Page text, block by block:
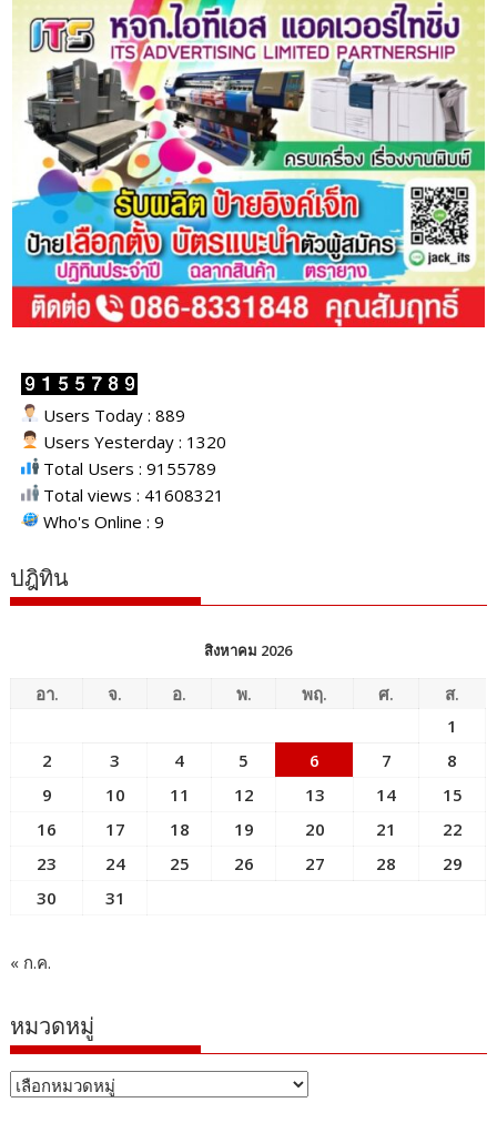
Users Today : 889
Users Yesterday : 1320
Total Users : 9155789
Total views : 41608321
Who's Online : 9
ปฎิทิน
สิงหาคม 2026
อา. จ. อ. พ. พฤ. ศ.
ส.
1
2
3 4 5 6 7
8
9
10 11 12 13 14
15
16
17 18 19 20 21
22
23
24 25 26 27 28
29
30
31
« ก.ค.
หมวดหมู่
หมวด